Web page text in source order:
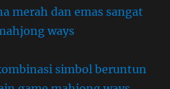
merah dan emas sangat
ways
simbol beruntun